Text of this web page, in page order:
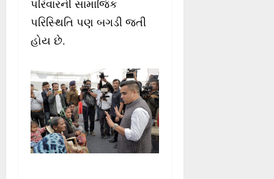
પરિવારની સામાજિક
પરિસ્થિતિ પણ બગડી જતી
હોય છે.